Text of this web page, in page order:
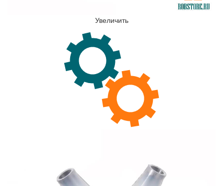
Увеличить